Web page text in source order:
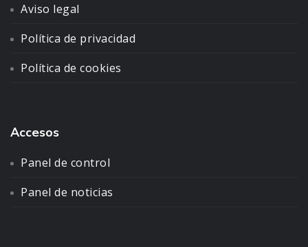
Aviso legal
Política de privacidad
Política de cookies
Accesos
Panel de control
Panel de noticias